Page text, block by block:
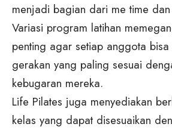
menjadi bagian dari me time
Variasi program latihan
penting agar setiap anggota
gerakan yang paling sesuai
kebugaran mereka.
Life Pilates juga menyediakan
kelas yang dapat disesuaikan